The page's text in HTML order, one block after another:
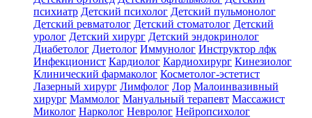
психиатр Детский психолог Детский пульмонолог
Детский ревматолог Детский стоматолог Детский
уролог Детский хирург Детский эндокринолог
Диабетолог Диетолог Иммунолог Инструктор лфк
Инфекционист Кардиолог Кардиохирург Кинезиолог
Клинический фармаколог Косметолог-эстетист
Лазерный хирург Лимфолог Лор Малоинвазивный
хирург Маммолог Мануальный терапевт Массажист
Миколог Нарколог Невролог Нейропсихолог